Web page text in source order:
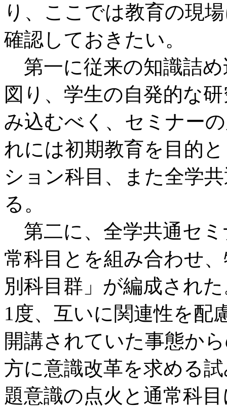
り、ここでは教育の現
確認しておきたい。
第一に従来の知識詰
図り、学生の自発的な
み込むべく、セミナー
れには初期教育を目的
ション科目、また全学
る。
第二に、全学共通セ
常科目とを組み合わせ
別科目群」が編成され
1度、互いに関連性を配
開講されていた事態か
方に意識改革を求める
題意識の点火と通常科